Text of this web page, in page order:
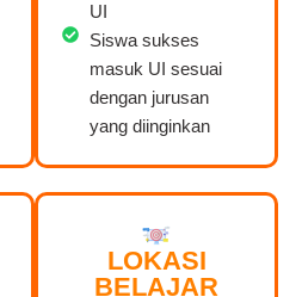
UI
Siswa sukses
masuk UI sesuai
dengan jurusan
yang diinginkan
LOKASI
BELAJAR